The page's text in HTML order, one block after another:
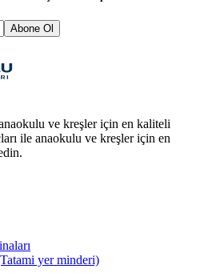
Abone Ol
ve kreşler için en kaliteli
ile anaokulu ve kreşler için en
yer minderi)